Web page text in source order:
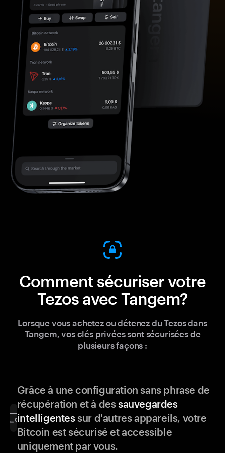
Comment sécuriser votre
Tezos avec Tangem?
Lorsque vous achetez ou détenez du Tezos dans
Tangem, vos clés privées sont sécurisées de
plusieurs façons :
Grâce à une configuration sans phrase de
récupération et à dessauvegardes
intelligentessur d'autres appareils, votre
Bitcoin est sécurisé et accessible
uniquement par vous.